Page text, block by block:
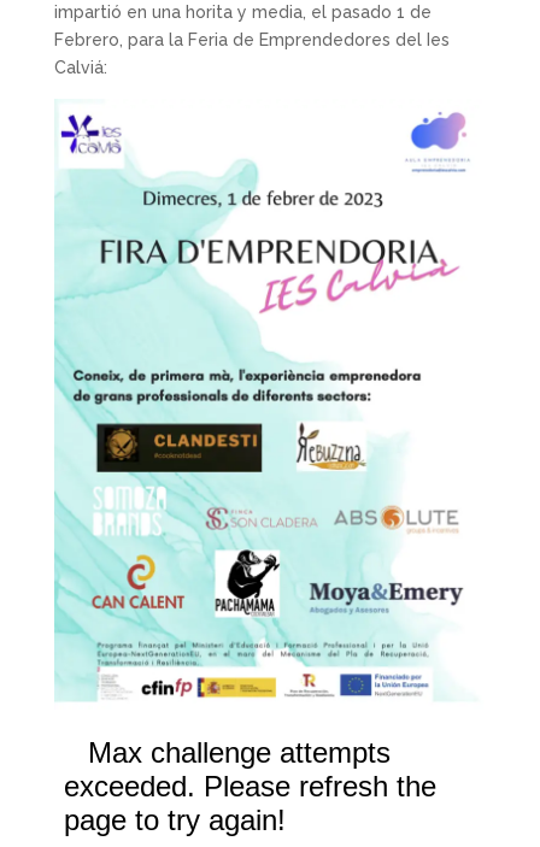
impartió en una horita y media, el pasado 1 de
Febrero, para la Feria de Emprendedores del Ies
Calviá: